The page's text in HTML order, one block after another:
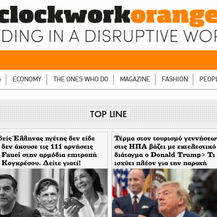
ECONOMY THE ONES WHO DO MAGAZINE FASHION
TOP LINE
Έλληνας ηγέτης δεν είδε
δεν άκουσε τις 111 αρνήσεις
Fauci στην αρμόδια επιτροπή
Κογκρέσου. Δείτε γιατί!
Τέρμα στον τουρισμό
στις ΗΠΑ βάζει με εκτελεστικό
διάταγμα ο Donald Trump> Τι
ισχύει πλέον για την παροχή
υπηκοότητας